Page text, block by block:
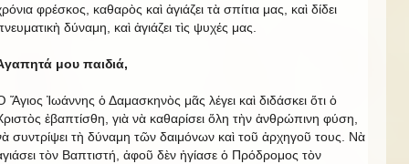
φρέσκος, καθαρὸς καὶ ἀγιάζει τὰ σπίτια μας, καὶ δίδει
δύναμη, καὶ ἀγιάζει τὶς ψυχές μας.
μου παιδιά,
Ἅγιος Ἰωάννης ὁ Δαμασκηνὸς μᾶς λέγει καὶ διδάσκει ὅτι ὁ
ἐβαπτίσθη, γιὰ νὰ καθαρίσει ὅλη τὴν ἀνθρώπινη φύση,
συντρίψει τὴ δύναμη τῶν δαιμόνων καὶ τοῦ ἀρχηγοῦ τους. Νὰ
τὸν Βαπτιστή, ἀφοῦ δὲν ἠγίασε ὁ Πρόδρομος τὸν